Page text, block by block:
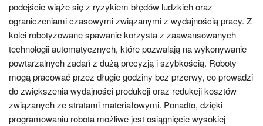
podejście wiąże się z ryzykiem błędów ludzkich oraz
ograniczeniami czasowymi związanymi z wydajnością pracy. Z
kolei robotyzowane spawanie korzysta z zaawansowanych
technologii automatycznych, które pozwalają na wykonywanie
powtarzalnych zadań z dużą precyzją i szybkością. Roboty
mogą pracować przez długie godziny bez przerwy, co prowadzi
do zwiększenia wydajności produkcji oraz redukcji kosztów
związanych ze stratami materiałowymi. Ponadto, dzięki
programowaniu robota możliwe jest osiągnięcie wysokiej